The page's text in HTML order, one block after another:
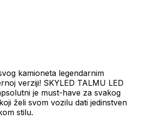
kamioneta legendarnim
verziji! SKYLED TALMU LED
je must-have za svakog
želi svom vozilu dati jedinstven
stilu.